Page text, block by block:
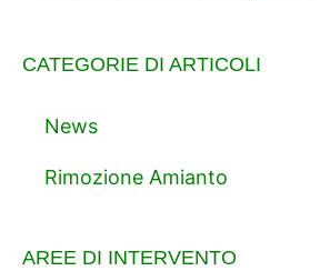
CATEGORIE DI ARTICOLI
News
Rimozione Amianto
AREE DI INTERVENTO